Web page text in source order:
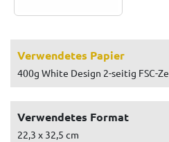
Verwendetes Papier
400g White Design 2-seitig FSC-
Verwendetes Format
22,3 x 32,5 cm